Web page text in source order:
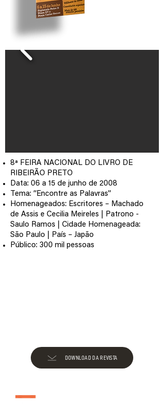
8ª FEIRA NACIONAL DO LIVRO DE
RIBEIRÃO PRETO
Data: 06 a 15 de junho de 2008
Tema: “Encontre as Palavras”
Homenageados: Escritores – Machado
de Assis e Cecilia Meireles | Patrono -
Saulo Ramos | Cidade Homenageada:
São Paulo | País – Japão
Público: 300 mil pessoas
DOWNLOAD DA REVISTA